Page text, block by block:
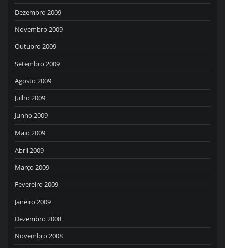
Dezembro 2009
Novembro 2009
Outubro 2009
Setembro 2009
Agosto 2009
Julho 2009
Junho 2009
Maio 2009
Abril 2009
Março 2009
Fevereiro 2009
Janeiro 2009
Dezembro 2008
Novembro 2008